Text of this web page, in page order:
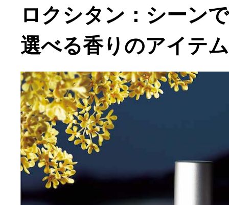
ロクシタン：シーン
選べる香りのアイテム